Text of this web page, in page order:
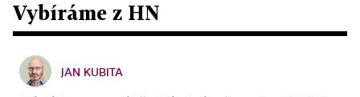
Vybíráme z HN
JAN KUBITA